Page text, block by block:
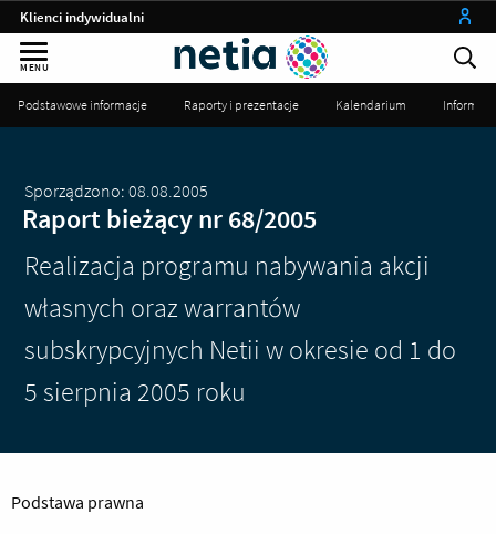
Klienci indywidualni
Małe firmy
Instytucje publiczne
my netia
MENU
Podstawowe informacje Raporty i prezentacje Kalendarium
Sporządzono: 08.08.2005
Raport bieżący nr 68/2005
Realizacja programu nabywania akcji
własnych oraz warrantów
subskrypcyjnych Netii w okresie od 1 do
5 sierpnia 2005 roku
Podstawa prawna